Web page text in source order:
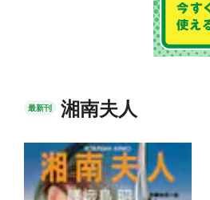
最新刊 湘南夫人